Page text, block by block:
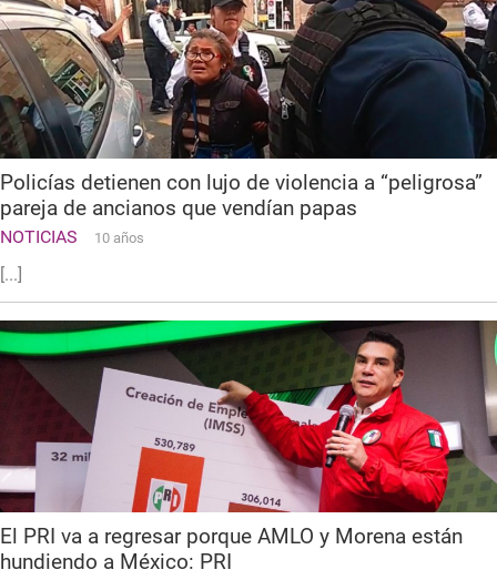
Policías detienen con lujo de violencia a “peligrosa”
pareja de ancianos que vendían papas
NOTICIAS 10 años
[...]
El PRI va a regresar porque AMLO y Morena están
hundiendo a México: PRI